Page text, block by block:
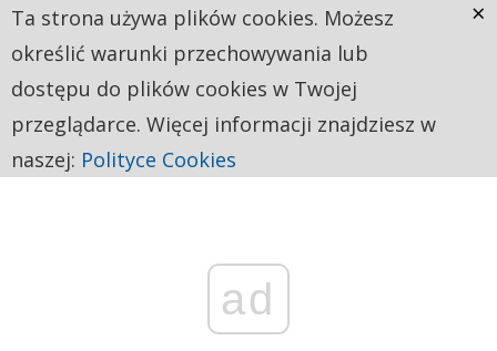
ad
Ta strona używa plików cookies. Możesz
określić warunki przechowywania lub
dostępu do plików cookies w Twojej
przeglądarce. Więcej informacji znajdziesz w
naszej: Polityce Cookies
×